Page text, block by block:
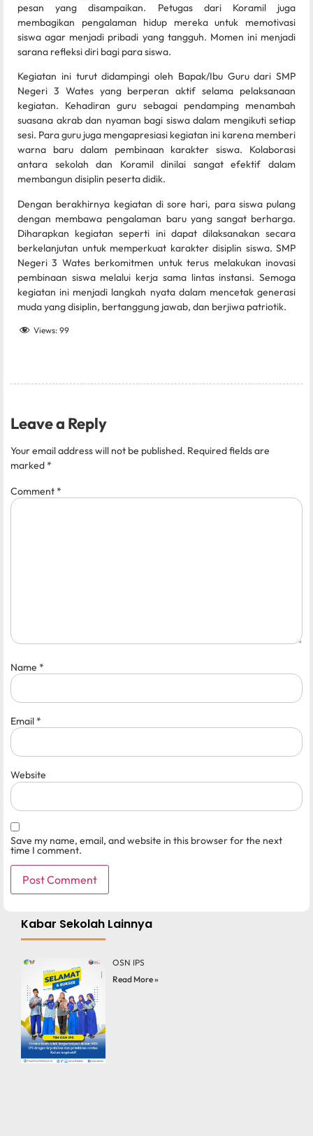
pesan yang disampaikan. Petugas dari Koramil juga
membagikan pengalaman hidup mereka untuk memotivasi
siswa agar menjadi pribadi yang tangguh. Momen ini menjadi
sarana refleksi diri bagi para siswa.
Kegiatan ini turut didampingi oleh Bapak/Ibu Guru dari SMP
Negeri 3 Wates yang berperan aktif selama pelaksanaan
kegiatan. Kehadiran guru sebagai pendamping menambah
suasana akrab dan nyaman bagi siswa dalam mengikuti setiap
sesi. Para guru juga mengapresiasi kegiatan ini karena memberi
warna baru dalam pembinaan karakter siswa. Kolaborasi
antara sekolah dan Koramil dinilai sangat efektif dalam
membangun disiplin peserta didik.
Dengan berakhirnya kegiatan di sore hari, para siswa pulang
dengan membawa pengalaman baru yang sangat berharga.
Diharapkan kegiatan seperti ini dapat dilaksanakan secara
berkelanjutan untuk memperkuat karakter disiplin siswa. SMP
Negeri 3 Wates berkomitmen untuk terus melakukan inovasi
pembinaan siswa melalui kerja sama lintas instansi. Semoga
kegiatan ini menjadi langkah nyata dalam mencetak generasi
muda yang disiplin, bertanggung jawab, dan berjiwa patriotik.
Views: 99
Leave a Reply
Your email address will not be published. Required fields are
marked*
Comment*
Name *
Email*
Website
Save my name, email, and website in this browser for the next
time I comment.
Kabar Sekolah Lainnya
OSN IPS
Read More »